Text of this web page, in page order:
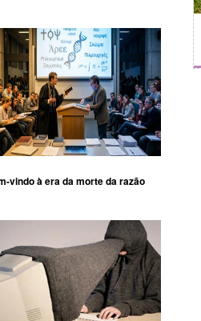
vindo à era da morte da razão